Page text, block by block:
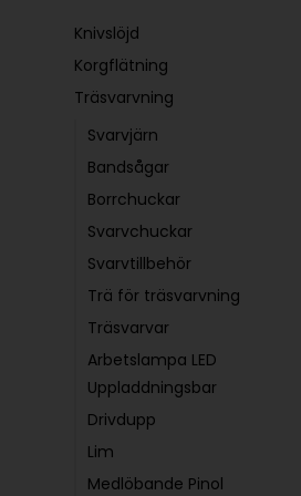
Knivslöjd
Korgflätning
Träsvarvning
Svarvjärn
Bandsågar
Borrchuckar
Svarvchuckar
Svarvtillbehör
Trä för träsvarvning
Träsvarvar
Arbetslampa LED
Uppladdningsbar
Drivdupp
Lim
Medlöbande Pinol